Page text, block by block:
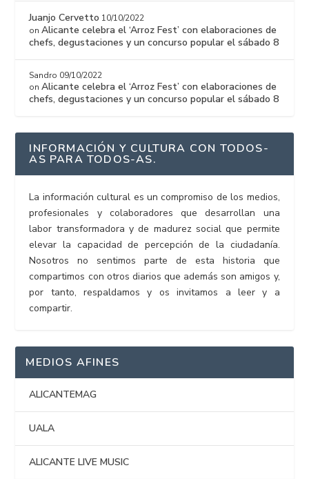
Juanjo Cervetto 10/10/2022
onAlicante celebra el ‘Arroz Fest’ con elaboraciones de
chefs, degustaciones y un concurso popular el sábado 8
Sandro 09/10/2022
onAlicante celebra el ‘Arroz Fest’ con elaboraciones de
chefs, degustaciones y un concurso popular el sábado 8
INFORMACIÓN Y CULTURA CON TODOS-
AS PARA TODOS-AS.
La información cultural es un compromiso de los medios,
profesionales y colaboradores que desarrollan una
labor transformadora y de madurez social que permite
elevar la capacidad de percepción de la ciudadanía.
Nosotros no sentimos parte de esta historia que
compartimos con otros diarios que además son amigos y,
por tanto, respaldamos y os invitamos a leer y a
compartir.
MEDIOS AFINES
ALICANTEMAG
UALA
ALICANTE LIVE MUSIC